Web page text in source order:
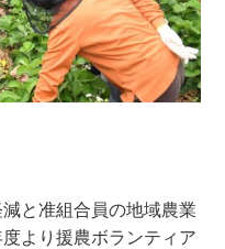
と准組合員の地域農業
より援農ボランティア